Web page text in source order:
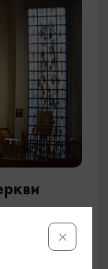
церковь